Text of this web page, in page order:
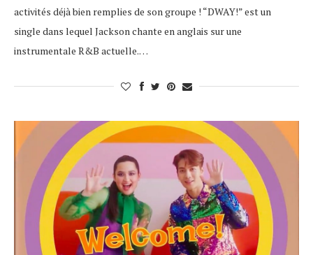
activités déjà bien remplies de son groupe ! “DWAY!” est un
single dans lequel Jackson chante en anglais sur une
instrumentale R&B actuelle.…